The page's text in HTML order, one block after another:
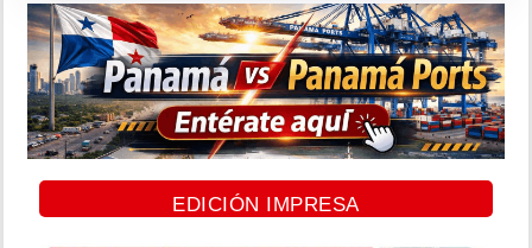
EDICIÓN IMPRESA